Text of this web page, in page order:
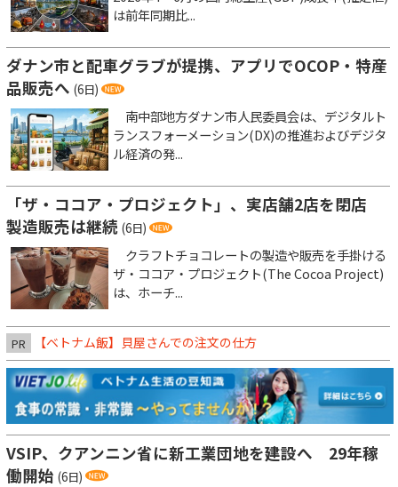
は前年同期比...
ダナン市と配車グラブが提携、アプリでOCOP・特産
品販売へ (6日)
南中部地方ダナン市人民委員会は、デジタルト
ランスフォーメーション(DX)の推進およびデジタ
ル経済の発...
「ザ・ココア・プロジェクト」、実店舗2店を閉店
製造販売は継続 (6日)
クラフトチョコレートの製造や販売を手掛ける
ザ・ココア・プロジェクト(The Cocoa Project)
は、ホーチ...
PR 【ベトナム飯】貝屋さんでの注文の仕方
VSIP、クアンニン省に新工業団地を建設へ 29年稼
働開始 (6日)